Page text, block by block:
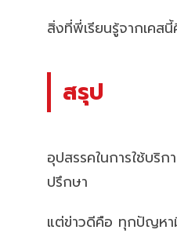
สิ่งที่พี่เรียนรู้จากเคส
สรุป
อุปสรรคในการใช้บริ
ปรึกษา
แต่ข่าวดีคือ ทุกปัญหา